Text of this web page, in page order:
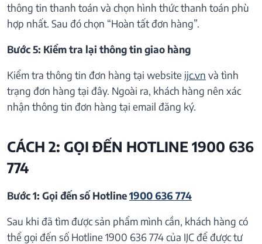
thông tin thanh toán và chọn hình thức thanh toán phù
hợp nhất. Sau đó chọn “Hoàn tất đơn hàng”.
Bước 5: Kiểm tra lại thông tin giao hàng
Kiểm tra thông tin đơn hàng tại website ijc.vn và tình
trạng đơn hàng tại đây. Ngoài ra, khách hàng nên xác
nhận thông tin đơn hàng tại email đăng ký.
CÁCH 2: GỌI ĐẾN HOTLINE 1900 636
774
Bước 1: Gọi đến số Hotline1900 636 774
Sau khi đã tìm được sản phẩm mình cần, khách hàng có
thể gọi đến số Hotline 1900 636 774 của IJC để được tư